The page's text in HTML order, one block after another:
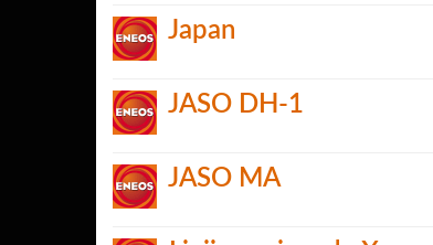
Japan
JASO DH-1
JASO MA